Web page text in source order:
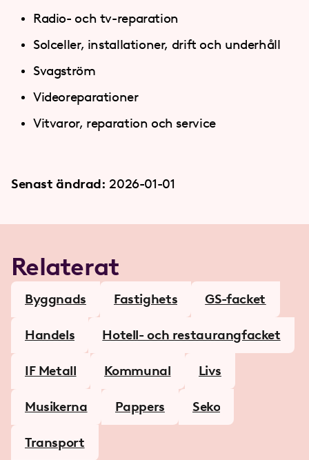
Radio- och tv-reparation
Solceller, installationer, drift och underhåll
Svagström
Videoreparationer
Vitvaror, reparation och service
Senast ändrad: 2026-01-01
Relaterat
Byggnads Fastighets GS-facket
Handels Hotell- och restaurangfacket
IF Metall Kommunal Livs
Musikerna Pappers Seko
Transport